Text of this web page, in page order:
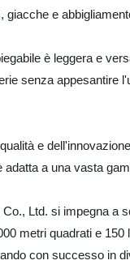
giacche e
è leggera e
senza appesantire
e
adatta a una vasta
Ltd. si impegna a
metri quadrati e
con successo in